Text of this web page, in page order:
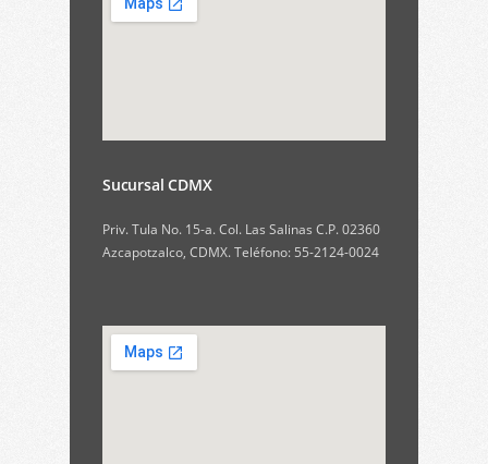
Sucursal CDMX
Priv. Tula No. 15-a. Col. Las Salinas C.P. 02360
Azcapotzalco, CDMX. Teléfono: 55-2124-0024